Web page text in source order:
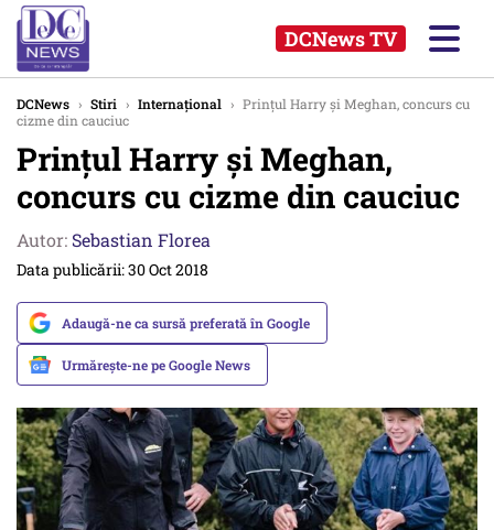
DCNews TV
DCNews › Stiri › Internațional › Prințul Harry și Meghan, concurs cu
cizme din cauciuc
Prințul Harry și Meghan,
concurs cu cizme din cauciuc
Autor: Sebastian Florea
Data publicării: 30 Oct 2018
Adaugă-ne ca sursă preferată în Google
Urmărește-ne pe Google News